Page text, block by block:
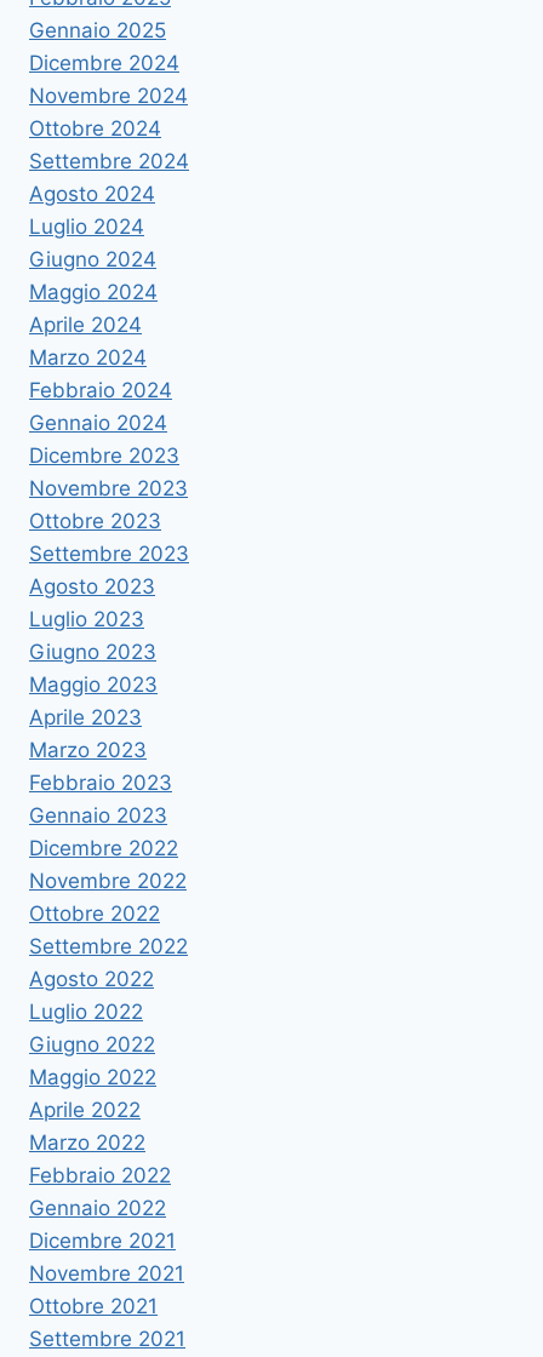
Gennaio 2025
Dicembre 2024
Novembre 2024
Ottobre 2024
Settembre 2024
Agosto 2024
Luglio 2024
Giugno 2024
Maggio 2024
Aprile 2024
Marzo 2024
Febbraio 2024
Gennaio 2024
Dicembre 2023
Novembre 2023
Ottobre 2023
Settembre 2023
Agosto 2023
Luglio 2023
Giugno 2023
Maggio 2023
Aprile 2023
Marzo 2023
Febbraio 2023
Gennaio 2023
Dicembre 2022
Novembre 2022
Ottobre 2022
Settembre 2022
Agosto 2022
Luglio 2022
Giugno 2022
Maggio 2022
Aprile 2022
Marzo 2022
Febbraio 2022
Gennaio 2022
Dicembre 2021
Novembre 2021
Ottobre 2021
Settembre 2021